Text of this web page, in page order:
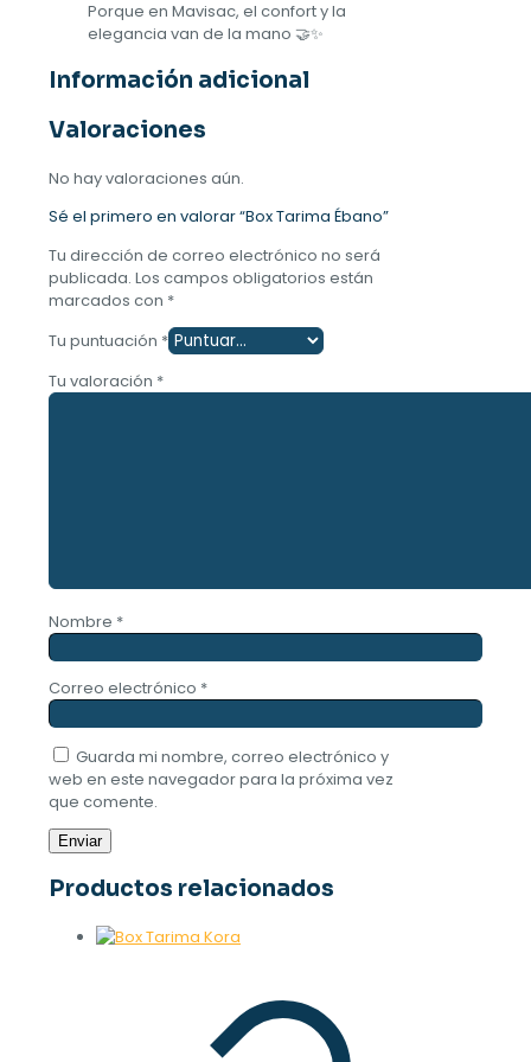
Porque en Mavisac, el confort y la
elegancia van de la mano 🤝✨
Información adicional
Valoraciones
No hay valoraciones aún.
Sé el primero en valorar “Box Tarima Ébano”
Tu dirección de correo electrónico no será
publicada. Los campos obligatorios están
marcados con *
Tu puntuación *
Tu valoración *
Nombre *
Correo electrónico *
Guarda mi nombre, correo electrónico y
web en este navegador para la próxima vez
que comente.
Productos relacionados